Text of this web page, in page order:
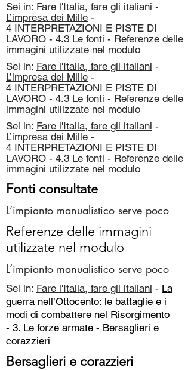
Sei in: Fare l'Italia, fare gli italiani -
L’impresa dei Mille -
4 INTERPRETAZIONI E PISTE DI
LAVORO - 4.3 Le fonti - Referenze delle
immagini utilizzate nel modulo
Sei in: Fare l'Italia, fare gli italiani -
L’impresa dei Mille -
4 INTERPRETAZIONI E PISTE DI
LAVORO - 4.3 Le fonti - Referenze delle
immagini utilizzate nel modulo
Sei in: Fare l'Italia, fare gli italiani -
L’impresa dei Mille -
4 INTERPRETAZIONI E PISTE DI
LAVORO - 4.3 Le fonti - Referenze delle
immagini utilizzate nel modulo
Fonti consultate
L’impianto manualistico serve poco
Referenze delle immagini
utilizzate nel modulo
L’impianto manualistico serve poco
Sei in: Fare l'Italia, fare gli italiani - La
guerra nell’Ottocento: le battaglie e i
modi di combattere nel Risorgimento
- 3. Le forze armate - Bersaglieri e
corazzieri
Bersaglieri e corazzieri